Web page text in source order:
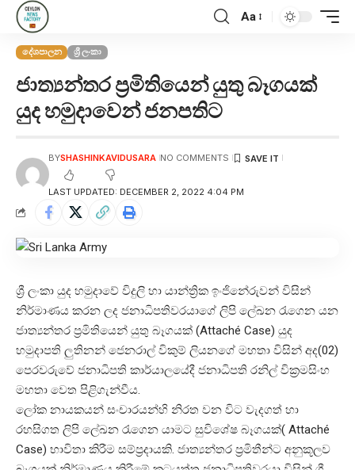
Aa
දේශපාලන ශ්‍රී ලංකා
ජාත්‍යන්තර ප්‍රමිතියෙන් යුතු බෑගයක්
යුද හමුදාවෙන් ජනපතිට
LAST UPDATED: DECEMBER 2, 2022 4:04 PM
BYSHASHINKAVIDUSARA NO COMMENTS
ශ්‍රී ලංකා යුද හමුදාවේ විදුලි හා යාන්ත්‍රික ඉංජිනේරුවන් විසින්
නිර්මාණය කරන ලද ජනාධිපතිවරයාගේ ලිපි ලේඛන රැගෙන යන
ජාත්‍යන්තර ප්‍රමිතියෙන් යුතු බෑගයක් (Attaché Case) යුද
හමුදාපති ලුතිනන් ජෙනරාල් විකුම් ලියනගේ මහතා විසින් අද(02)
පෙරවරුවේ ජනාධිපති කාර්යාලයේදී ජනාධිපති රනිල් වික්‍රමසිංහ
මහතා වෙත පිළිගැන්වීය.
ලෝක නායකයන් සංචාරයන්හි නිරත වන විට වැදගත් හා
රහසිගත ලිපි ලේඛන රැගෙන යාමට සුවිශේෂ බෑගයක්( Attaché
Case) භාවිතා කිරීම සම්ප්‍රදායකි. ජාත්‍යන්තර ප්‍රමිතීන්ට අනුකූලව